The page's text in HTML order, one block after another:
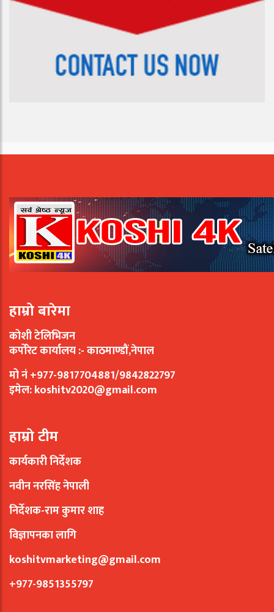
हाम्रो बारेमा
कोशी टेलिभिजन
कर्पोरेट कार्यालय :- काठमाण्डौं,नेपाल
मो नं +977-9817704881/9842822797
इमेल:koshitv2020@gmail.com
हाम्रो टीम
कार्यकारी निर्देशक
नवीन नरसिंह नेपाली
निर्देशक-राम कुमार शाह
विज्ञापनका लागि
koshitvmarketing@gmail.com
+977-9851355797